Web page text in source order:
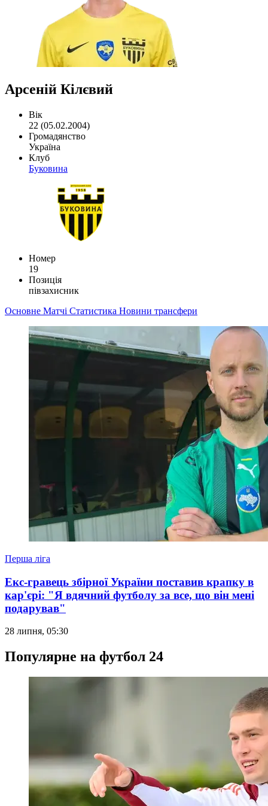
Арсеній Кілєвий
Вік
22 (05.02.2004)
Громадянство
Україна
Клуб
Буковина
Номер
19
Позиція
півзахисник
Основне Матчі Статистика Новини трансфери
Перша ліга
Екс-гравець збірної України поставив крапку в
кар'єрі: "Я вдячний футболу за все, що він мені
подарував"
28 липня, 05:30
Популярне на футбол 24